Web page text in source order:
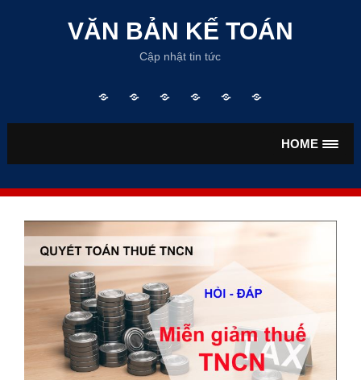
content
VĂN BẢN KẾ TOÁN
Cập nhật tin tức
chủ
VẤN
BẢN
BẢN
LƯƠNGHIỂM
HOME